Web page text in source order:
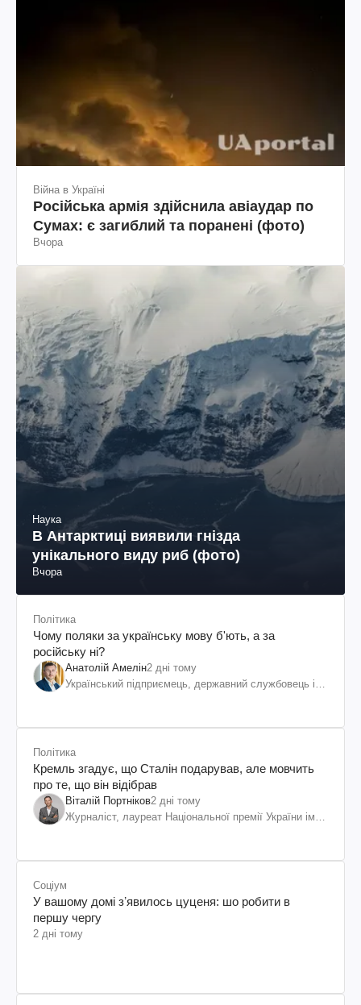
Війна в Україні
Російська армія здійснила авіаудар по
Сумах: є загиблий та поранені (фото)
Вчора
Наука
В Антарктиці виявили гнізда
унікального виду риб (фото)
Вчора
Політика
Чому поляки за українську мову б'ють, а за
російську ні?
Анатолій Амелін2 дні тому
Український підприємець, державний службовець і
Політика
Кремль згадує, що Сталін подарував, але мовчить
про те, що він відібрав
Віталій Портніков2 дні тому
Журналіст, лауреат Національної премії України ім.
Соціум
У вашому домі зʼявилось цуценя: шо робити в
першу чергу
2 дні тому